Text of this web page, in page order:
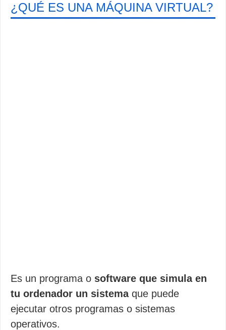
¿QUÉ ES UNA MÁQUINA VIRTUAL?
Es un programa o software que simula en
tu ordenador un sistemaque puede
ejecutar otros programas o sistemas
operativos.